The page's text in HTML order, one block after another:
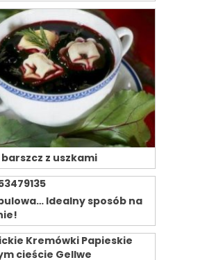
z uszkami
Idealny sposób na